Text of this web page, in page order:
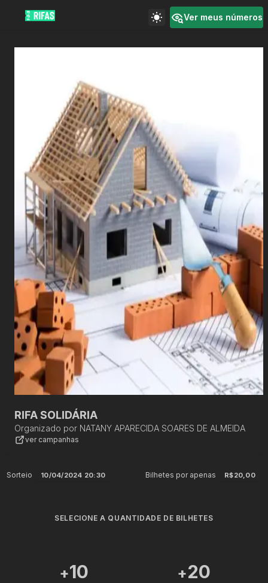
Ver meus números
RIFA SOLIDÁRIA
Organizado por NATANY APARECIDA SOARES DE ALMEIDA
ver campanhas
Sorteio 10/04/2024 20:30 Bilhetes por apenas R$20,00
SELECIONE A QUANTIDADE DE BILHETES
+10 +20